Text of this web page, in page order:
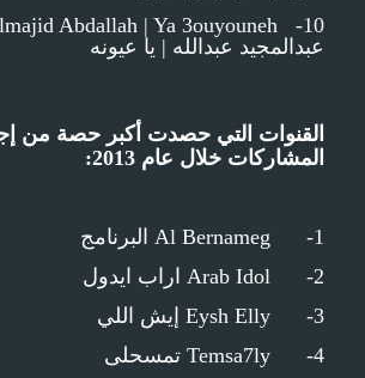
Abdallah | Ya 3ouyouneh
عبدالمجيد عبدالله | يا عيونه
القنوات التي حصدت أكبر حصة من
المشاركات خلال عام 2013:
1- Al Bernameg البرنامج
2- Arab Idol اراب ايدول
3- Eysh Elly إيش اللي
4- Temsa7ly تمسحلى